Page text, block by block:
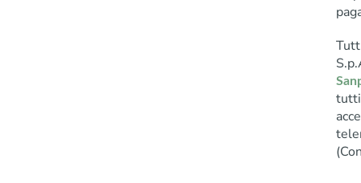
tutti